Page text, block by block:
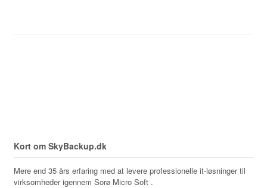
Kort om SkyBackup.dk
Mere end 35 års erfaring med at levere professionelle it-løsninger til
virksomheder igennem Sorø Micro Soft .